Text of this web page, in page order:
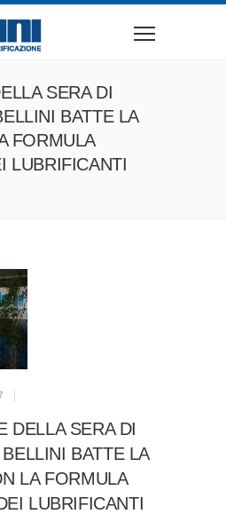
SERA DI
BATTE LA
FORMULA
LUBRIFICANTI
DELLA SERA DI
BATTE LA
LA FORMULA
LUBRIFICANTI